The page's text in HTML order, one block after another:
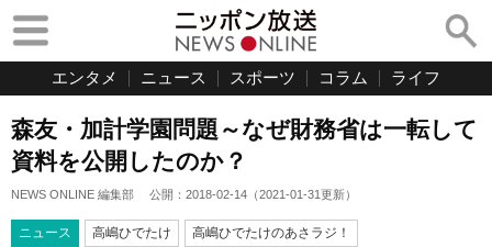
エンタメ ニュース スポーツ コラム ライフ
森友・加計学園問題～なぜ財務省は一転して
資料を公開したのか？
NEWS ONLINE 編集部 公開： 2018-02-14 （2021-01-31更新）
ニュース 高嶋ひでたけ 高嶋ひでたけのあさラジ！